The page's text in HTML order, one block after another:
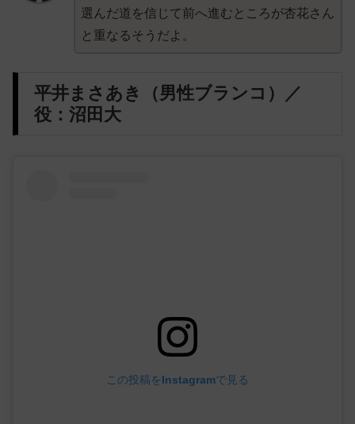
選んだ道を信じて前へ進むところが杏花さん
と重なるそうだよ。
平井まさあき（男性ブランコ）／
役：沼田大
この投稿をInstagramで見る